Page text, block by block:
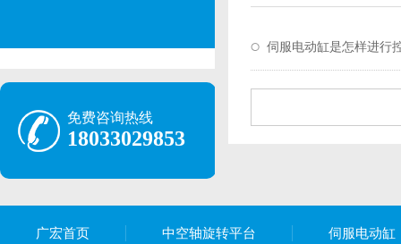
免费咨询热线
18033029853
伺服电动缸是怎样进行
广宏首页 中空轴旋转平台 伺服电动缸